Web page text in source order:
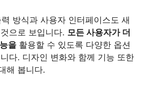
방식과 사용자 인터페이스도 새
으로 보입니다. 모든 사용자가 더
을 활용할 수 있도록 다양한 옵션
다. 디자인 변화와 함께 기능 또한
해 봅니다.